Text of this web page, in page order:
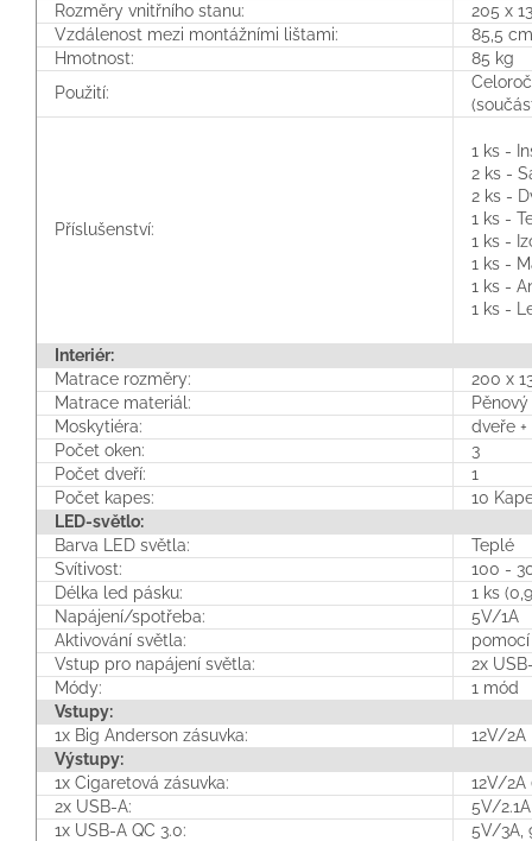
Rozměry vnitřního stanu:
205 x
Vzdálenost mezi montážními lištami:
85,5 cm
Hmotnost:
85 kg
Použití:
Příslušenství:
1 ks -
2 ks -
2 ks -
1 ks -
1 ks -
1 ks -
1 ks -
1 ks -
Interiér:
Matrace rozměry:
200 x
Matrace materiál:
Moskytiéra:
dveře
Počet oken:
3
Počet dveří:
1
Počet kapes:
10
LED-světlo:
Barva LED světla:
Teplé
Svítivost:
100 -
Délka led pásku:
1 ks
Napájení/spotřeba:
5V/1A
Aktivování světla:
Vstup pro napájení světla:
2x
Módy:
1 mód
Vstupy:
1x Big Anderson zásuvka:
12V/2A
Výstupy:
1x Cigaretová zásuvka:
12V/2A
2x USB-A:
5V/
1x USB-A QC 3.0:
5V/3A,